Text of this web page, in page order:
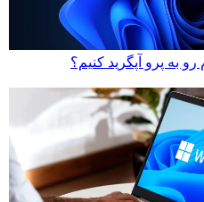
بهترین کروم‌بوک‌های ۲۰۲۶ | راهنمای خرید بر اساس تست